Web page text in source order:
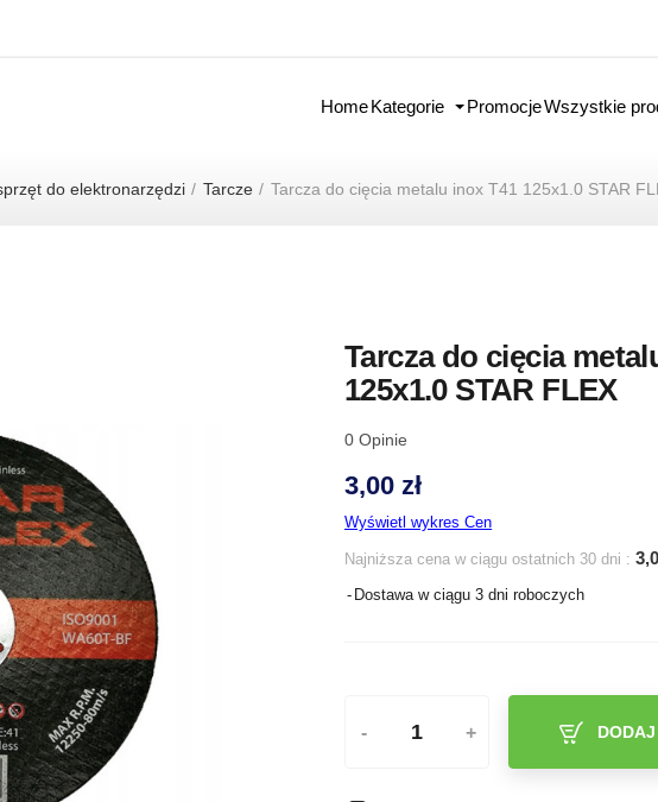
HomeKategorie PromocjeWszystkie
do elektronarzędzi Tarcze Tarcza do cięcia metalu inox T41 125x1.0 STAR
Tarcza do cięcia
125x1.0 STAR FLEX
0 Opinie
3,00 zł
Wyświetl wykres Cen
Najniższa cena w ciągu ostatnich 30 dni :
Dostawa w ciągu 3 dni roboczych
- +